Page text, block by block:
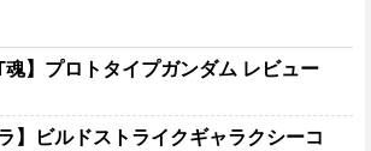
魂】プロトタイプガンダム レビュー
】ビルドストライクギャラクシーコ